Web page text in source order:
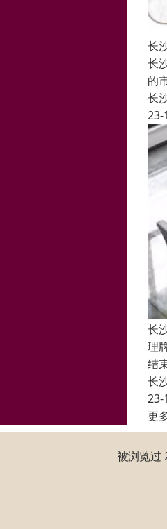
长
长
的
长
23-
长
理
结
长
23-
更
被浏览过